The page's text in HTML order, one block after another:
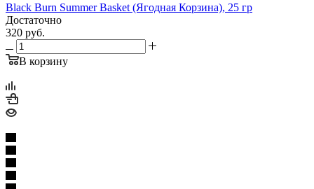
Black Burn Summer Basket (Ягодная Корзина), 25 гр
Достаточно
320 руб.
В корзину